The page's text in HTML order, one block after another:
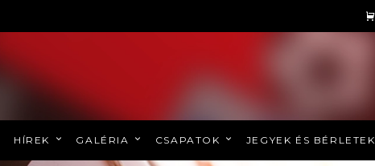
HÍREK GALÉRIA CSAPATOK JEGYEK ÉS BÉRLETEK